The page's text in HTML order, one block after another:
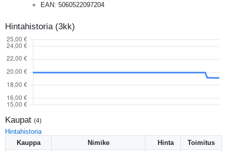
EAN: 5060522097204
Hintahistoria (3kk)
Kaupat (4)
Hintahistoria
Kauppa
Nimike Hinta Toimitus